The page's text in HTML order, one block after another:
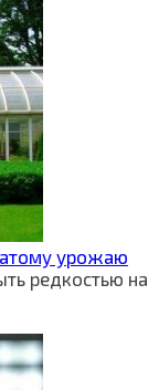
урожаю
редкостью на